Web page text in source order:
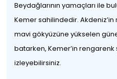
Beydağlarının yamaçları ile
Kemer sahilindedir.
mavi gökyüzüne yükselen
batarken, Kemer’in rengarenk
izleyebilirsiniz.